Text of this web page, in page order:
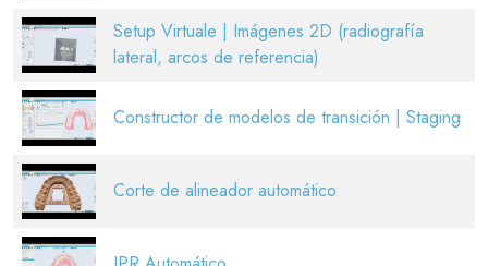
Setup Virtuale | Imágenes 2D (radiografía
lateral, arcos de referencia)
Constructor de modelos de transición | Staging
Corte de alineador automático